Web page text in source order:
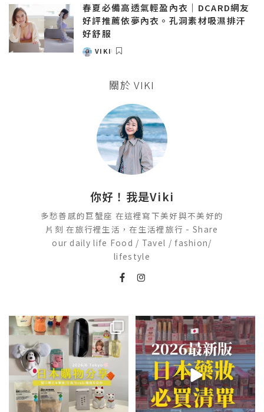
春夏必備高透氣輕盈內衣｜DCARD網友
好評推薦依夢內衣。孔洞素材吸濕排汗
好舒服
POSTED
VIKI
關於 VIKI
你好！我是Viki
多愁善感的巨蟹座 在這裡寫下美好與不美好的
片刻 在旅行裡生活，在生活裡旅行 - Share
our daily life Food / Tavel / fashion/
lifestyle
💭留言「免費」傳日本藥妝店/百
貨/機場/Donki/折價券給你...
531 49
2026🇯🇵日本藥妝店必買什麼
日本最近紅什麼？...
123 20